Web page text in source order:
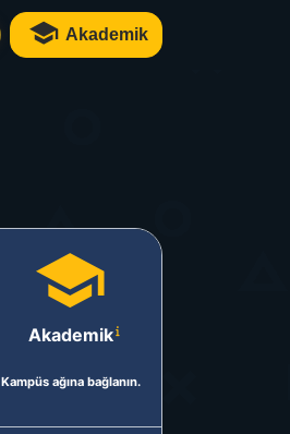
Akademik
Akademik
Kampüs ağına bağlanın.